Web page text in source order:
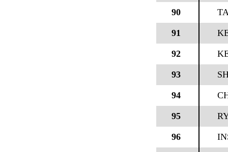
90
91
92
93
94
95
96